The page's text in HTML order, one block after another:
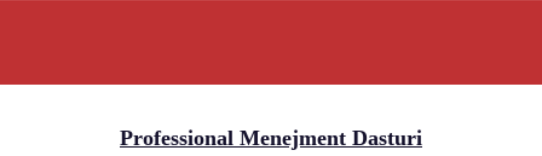
Professional Menejment Dasturi